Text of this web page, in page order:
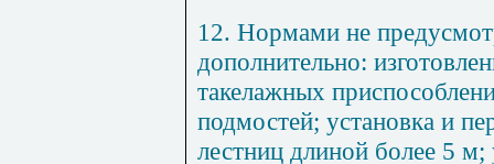
12. Нормами не п
дополнительно: изготовле
такелажных приспособлен
подмостей; установка и п
лестниц длиной более 5 м;